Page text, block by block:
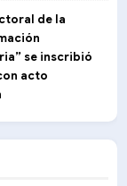
de la
se inscribió
acto